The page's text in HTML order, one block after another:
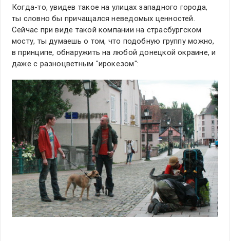
Когда-то, увидев такое на улицах западного города,
ты словно бы причащался неведомых ценностей.
Сейчас при виде такой компании на страсбургском
мосту, ты думаешь о том, что подобную группу можно,
в принципе, обнаружить на любой донецкой окраине, и
даже с разноцветным "ирокезом":